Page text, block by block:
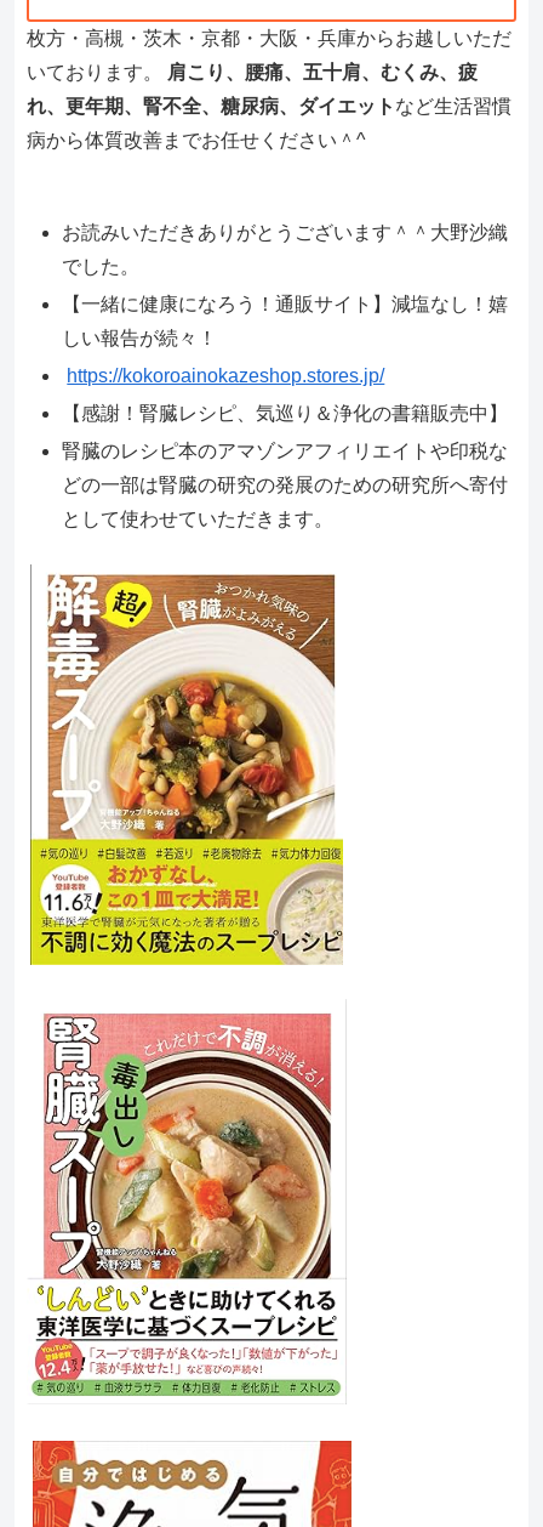
枚方・高槻・茨木・京都・大阪・兵庫からお越しいただ
いております。
肩こり、腰痛、五十肩、むくみ、疲
れ、更年期、腎不全、糖尿病、ダイエット など生活習慣
病から体質改善までお任せください＾^
お読みいただきありがとうございます＾＾大野沙織
でした。
【一緒に健康になろう！通販サイト】減塩なし！嬉
しい報告が続々！
https://kokoroainokazeshop.stores.jp/
【感謝！腎臓レシピ、気巡り＆浄化の書籍販売中】
腎臓のレシピ本のアマゾンアフィリエイトや印税な
どの一部は腎臓の研究の発展のための研究所へ寄付
として使わせていただきます。